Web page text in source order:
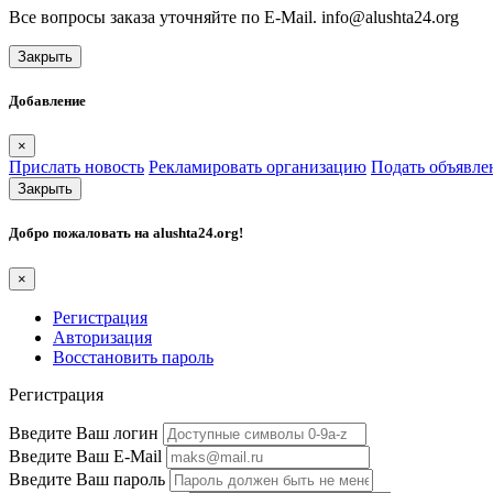
Все вопросы заказа уточняйте по E-Mail. info@alushta24.org
Закрыть
Добавление
×
Прислать новость Рекламировать организацию Подать
Закрыть
Добро пожаловать на alushta24.org!
×
Регистрация
Авторизация
Восстановить пароль
Регистрация
Введите Ваш логин
Введите Ваш E-Mail
Введите Ваш пароль